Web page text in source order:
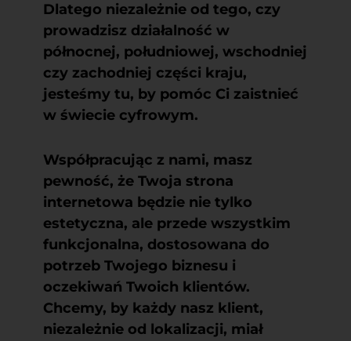
Dlatego niezależnie od tego, czy
prowadzisz działalność w
północnej, południowej, wschodniej
czy zachodniej części kraju,
jesteśmy tu, by pomóc Ci zaistnieć
w świecie cyfrowym.
Współpracując z nami, masz
pewność, że Twoja strona
internetowa będzie nie tylko
estetyczna, ale przede wszystkim
funkcjonalna, dostosowana do
potrzeb Twojego biznesu i
oczekiwań Twoich klientów.
Chcemy, by każdy nasz klient,
niezależnie od lokalizacji, miał